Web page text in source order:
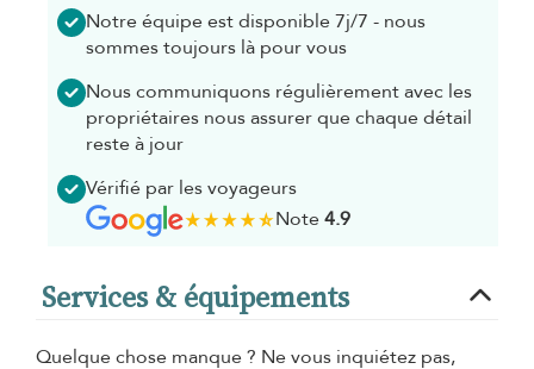
Notre équipe est disponible 7j/7 - nous
sommes toujours là pour vous
Nous communiquons régulièrement avec les
propriétaires nous assurer que chaque détail
reste à jour
Vérifié par les voyageurs
Note4.9
Services & équipements
Quelque chose manque ? Ne vous inquiétez pas,